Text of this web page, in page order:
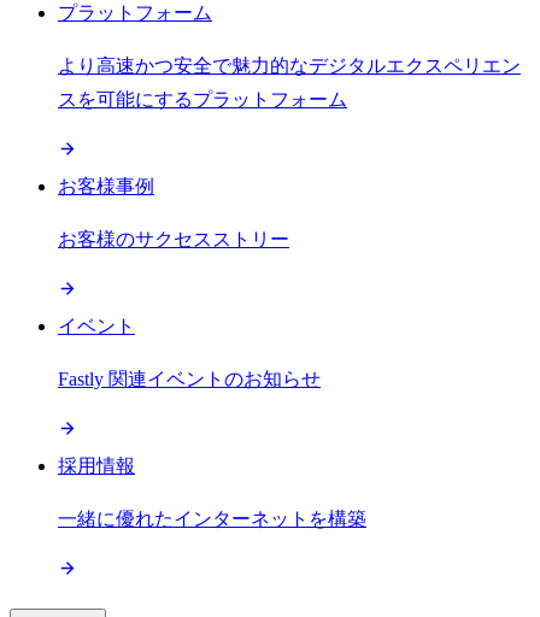
プラットフォーム
より高速かつ安全で魅力的なデジタルエクスペリエン
スを可能にするプラットフォーム
お客様事例
お客様のサクセスストリー
イベント
Fastly 関連イベントのお知らせ
採用情報
一緒に優れたインターネットを構築